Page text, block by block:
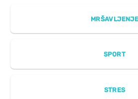
MRŠAVLJENJE
SPORT
STRES